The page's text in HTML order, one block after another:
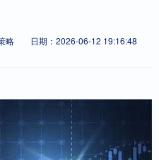
略
日期：2026-06-12 19:16:48